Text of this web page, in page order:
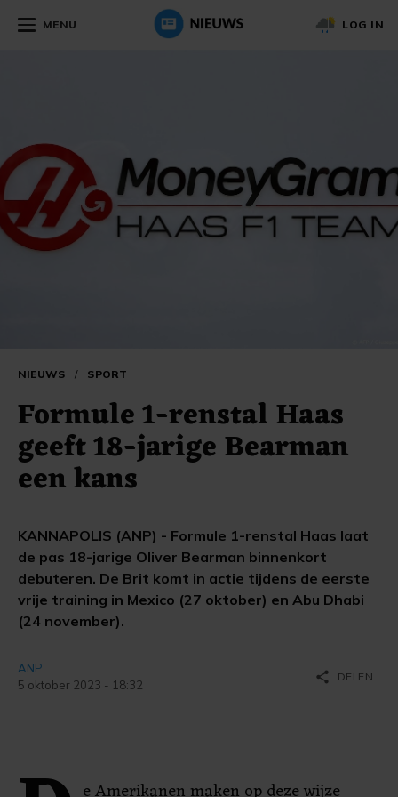
MENU LOG IN
NIEUWS / SPORT
Formule 1-renstal Haas
geeft 18-jarige Bearman
een kans
KANNAPOLIS (ANP) - Formule 1-renstal Haas laat
de pas 18-jarige Oliver Bearman binnenkort
debuteren. De Brit komt in actie tijdens de eerste
vrije training in Mexico (27 oktober) en Abu Dhabi
(24 november).
ANP
5 oktober 2023 - 18:32
share DELEN